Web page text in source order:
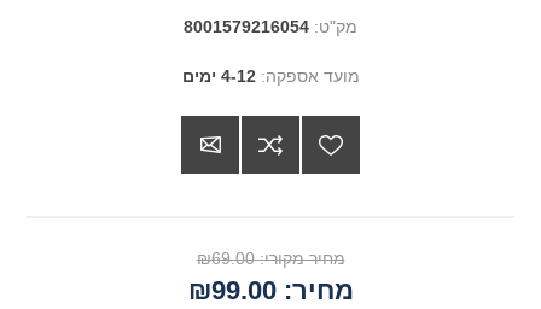
מק"ט: 8001579216054
מועד אספקה: 4-12 ימים
מחיר מקורי: ₪69.00
מחיר: ₪99.00